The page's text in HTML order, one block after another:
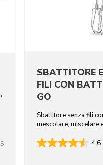
SBATTITORE
FILI CON
GO
Sbattitore senza fili
mescolare, miscelare
4.6